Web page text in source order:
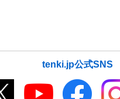
tenki.jp公式SNS